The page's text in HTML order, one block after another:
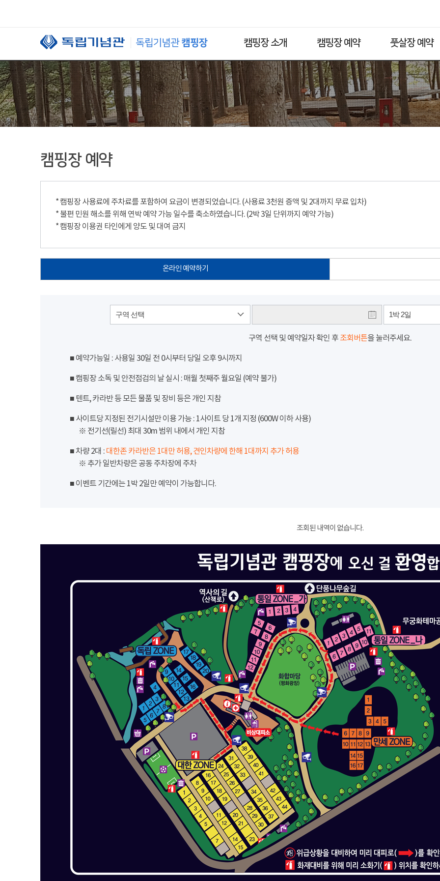
캠핑장 소개 캠핑장 예약 풋살장 예약
캠핑장 예약
* 캠핑장 사용료에 주차료를 포함하여 요금이 변경되었습니다. (사용료 3천원 증액 및 2대까지 무료 입차)
* 불편 민원 해소를 위해 연박 예약 가능 일수를 축소하였습니다. (2박 3일 단위까지 예약 가능)
* 캠핑장 이용권 타인에게 양도 및 대여 금지
온라인 예약하기
구역 선택 1박 2일
구역 선택 및 예약일자 확인 후 조회버튼을 눌러주세요.
■ 예약가능일 : 사용일 30일 전 0시부터 당일 오후 9시까지
■ 캠핑장 소독 및 안전점검의 날 실시 : 매월 첫째주 월요일 (예약 불가)
■ 텐트, 카라반 등 모든 물품 및 장비 등은 개인 지참
■ 사이트당 지정된 전기시설만 이용 가능 : 1사이트 당 1개 지정 (600W 이하 사용)
※ 전기선(릴선) 최대 30m 범위 내에서 개인 지참
■ 차량 2대 : 대한존 카라반은 1대만 허용, 견인차량에 한해 1대까지 추가 허용
※ 추가 일반차량은 공동 주차장에 주차
■ 이벤트 기간에는 1박 2일만 예약이 가능합니다.
조회된 내역이 없습니다.